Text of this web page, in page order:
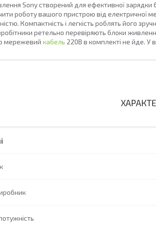
Sony створений для ефективної
роботу вашого пристрою від електричної
Компактність і легкість роблять його
ретельно перевіряють блоки
мережевий кабель 220В в комплекті не йде. У